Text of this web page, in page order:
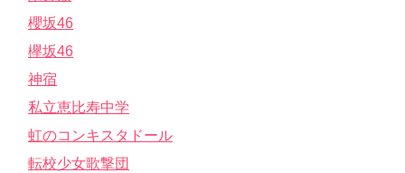
櫻坂46
欅坂46
神宿
私立恵比寿中学
虹のコンキスタドール
転校少女歌撃団